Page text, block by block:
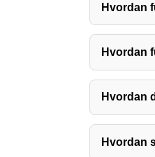
Hvordan
Hvordan
Hvordan
Hvordan